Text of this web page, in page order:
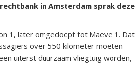
in Amsterdam sprak deze
1, later omgedoopt tot Maeve 1. Dat
over 550 kilometer moeten
uiterst duurzaam vliegtuig worden,